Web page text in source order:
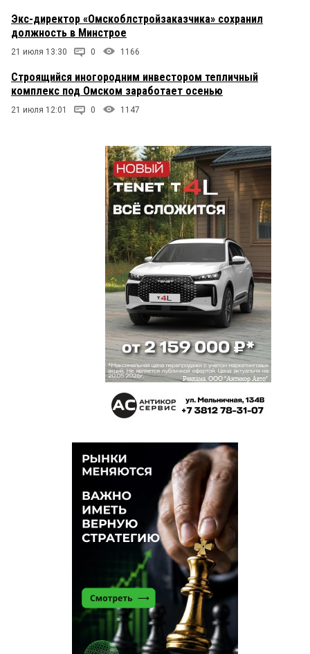
Экс-директор «Омскоблстройзаказчика» сохранил
должность в Минстрое
21 июля 13:30 0 1166
Строящийся иногородним инвестором тепличный
комплекс под Омском заработает осенью
21 июля 12:01 0 1147